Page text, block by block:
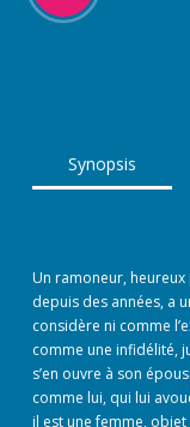
Synopsis
Un ramoneur,
depuis des années, a
considère ni comme
comme une infidélité,
s’en ouvre à son
comme lui, qui lui
il est une femme,